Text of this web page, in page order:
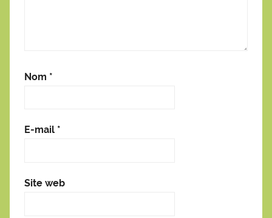
Nom *
E-mail *
Site web